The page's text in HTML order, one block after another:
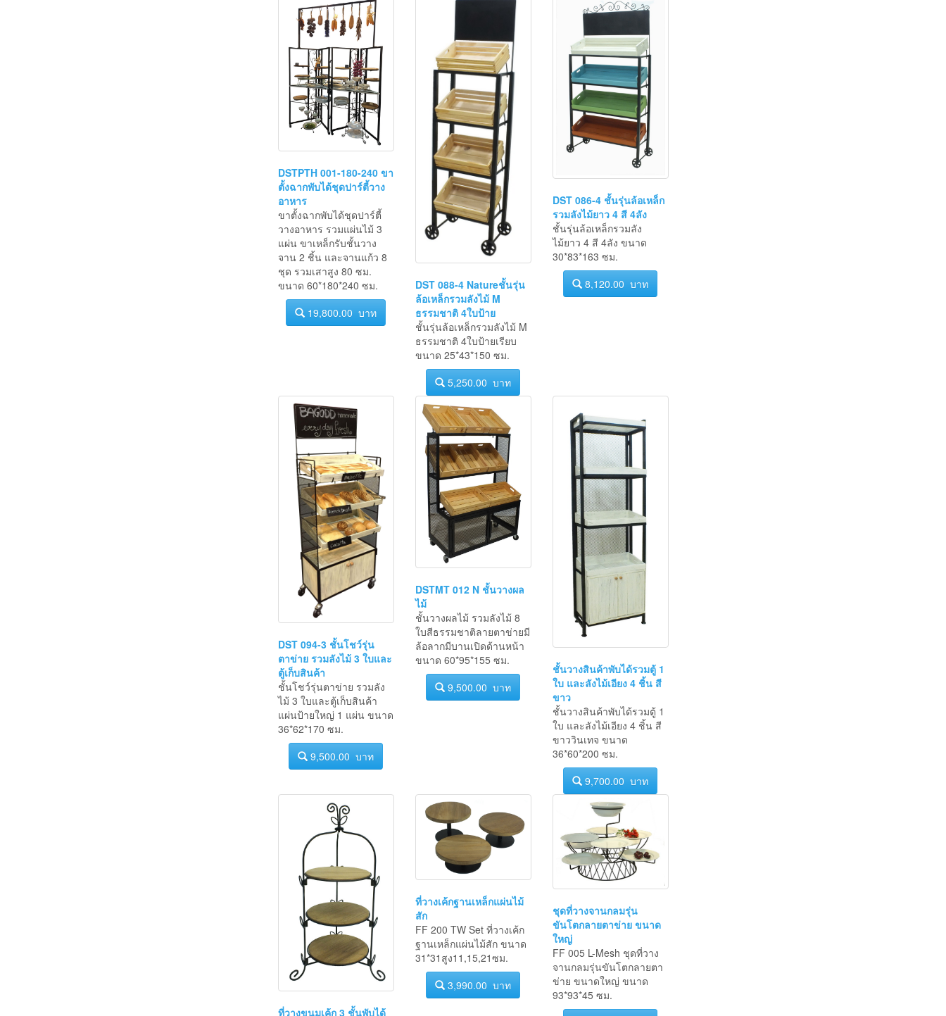
DSTPTH 001-180-240 ขา
ตั้งฉากพับได้ชุดปาร์ตี้วาง
อาหาร
ขาตั้งฉากพับได้ชุดปาร์ตี้
วางอาหาร รวมแผ่นไม้ 3
แผ่น ขาเหล็กรับชั้นวาง
จาน 2 ชิ้น และจานแก้ว 8
ชุด รวมเสาสูง 80 ซม.
ขนาด 60*180*240 ซม.
19,800.00 บาท
DST 088-4 Natureชั้นรุ่น
ล้อเหล็กรวมลังไม้ M
ธรรมชาติ 4ใบป้าย
ชั้นรุ่นล้อเหล็กรวมลังไม้ M
ธรรมชาติ 4ใบป้ายเรียบ
ขนาด 25*43*150 ซม.
5,250.00 บาท
DST 086-4 ชั้นรุ่นล้อเหล็ก
รวมลังไม้ยาว 4 สี 4ลัง
ชั้นรุ่นล้อเหล็กรวมลัง
ไม้ยาว 4 สี 4ลัง ขนาด
30*83*163 ซม.
8,120.00 บาท
DST 094-3 ชั้นโชว์รุ่น
ตาข่าย รวมลังไม้ 3 ใบและ
ตู้เก็บสินค้า
ชั้นโชว์รุ่นตาข่าย รวมลัง
ไม้ 3 ใบและตู้เก็บสินค้า
แผ่นป้ายใหญ่ 1 แผ่น ขนาด
36*62*170 ซม.
9,500.00 บาท
DSTMT 012 N ชั้นวางผล
ไม้
ชั้นวางผลไม้ รวมลังไม้ 8
ใบสีธรรมชาติลายตาข่ายมี
ล้อลากมีบานเปิดด้านหน้า
ขนาด 60*95*155 ซม.
9,500.00 บาท
ชั้นวางสินค้าพับได้รวมตู้ 1
ใบ และลังไม้เอียง 4 ชิ้น สี
ขาว
ชั้นวางสินค้าพับได้รวมตู้ 1
ใบ และลังไม้เอียง 4 ชิ้น สี
ขาววินเทจ ขนาด
36*60*200 ซม.
9,700.00 บาท
ที่วางเค้กฐานเหล็กแผ่นไม้
สัก
FF 200 TW Set ที่วางเค้ก
ฐานเหล็กแผ่นไม้สัก ขนาด
31*31สูง11,15,21ซม.
3,990.00 บาท
ชุดที่วางจานกลมรุ่น
ขันโตกลายตาข่าย ขนาด
ใหญ่
FF 005 L-Mesh ชุดที่วาง
จานกลมรุ่นขันโตกลายตา
ข่าย ขนาดใหญ่ ขนาด
93*93*45 ซม.